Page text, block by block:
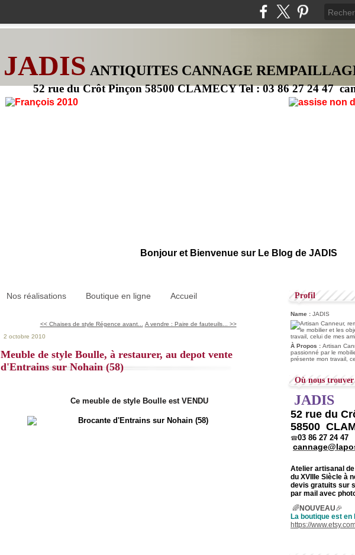
JADIS ANTIQUITES CANNAGE
52 rue du Crôt Pinçon 58500 CLAMECY Tel : 03 86 27 24 47
Bonjour et Bienvenue sur Le Blog de JADIS
Nos réalisations Boutique en ligne Accueil
<< Chaises de style Régence avant...
A vendre : Paire de fauteuils... >>
2 octobre 2010
Meuble de style Boulle, à restaurer, au depot vente
d'Entrains sur Nohain (58)
Ce meuble de style Boulle est VENDU
Profil
Name : JADIS
À Propos : Artisan
passionné par le
présente mon travail,
Où nous trouver
JADIS
52 rue du
58500
☎03 86 27 24 47
Atelier artisanal
du XVIIIe Siècle à
devis gratuits sur
par mail avec
🌈NOUVEAU🎉
La boutique est en
https://